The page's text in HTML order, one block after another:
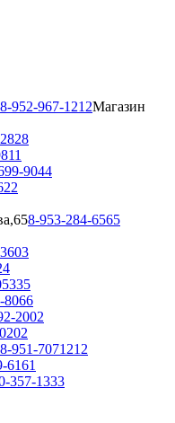
8-952-967-1212Магазин
9044
8-953-284-6565
8066
2002
8-951-7071212
6161
357-1333